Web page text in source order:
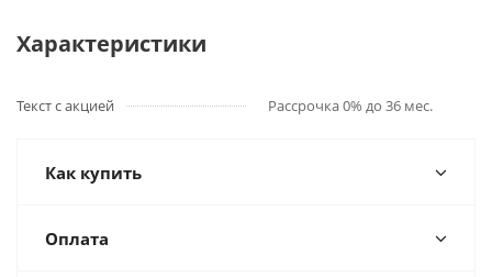
Характеристики
Текст с акцией Рассрочка 0% до 36 мес.
Как купить
Оплата